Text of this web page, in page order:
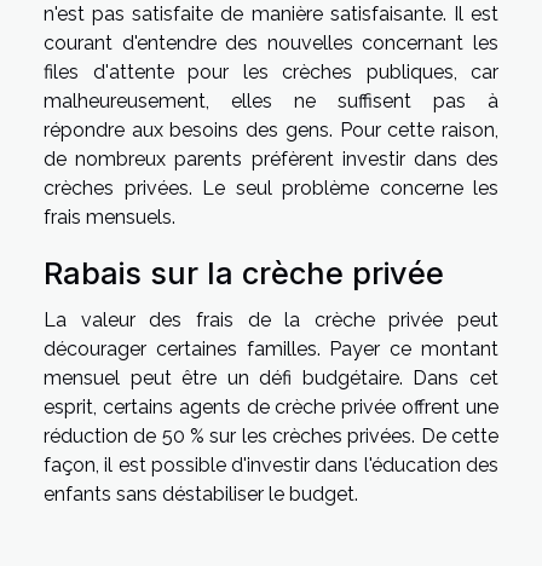
n'est pas satisfaite de manière satisfaisante. Il est
courant d'entendre des nouvelles concernant les
files d'attente pour les crèches publiques, car
malheureusement, elles ne suffisent pas à
répondre aux besoins des gens. Pour cette raison,
de nombreux parents préfèrent investir dans des
crèches privées. Le seul problème concerne les
frais mensuels.
Rabais sur la crèche privée
La valeur des frais de la crèche privée peut
décourager certaines familles. Payer ce montant
mensuel peut être un défi budgétaire. Dans cet
esprit, certains agents de crèche privée offrent une
réduction de 50 % sur les crèches privées. De cette
façon, il est possible d'investir dans l'éducation des
enfants sans déstabiliser le budget.